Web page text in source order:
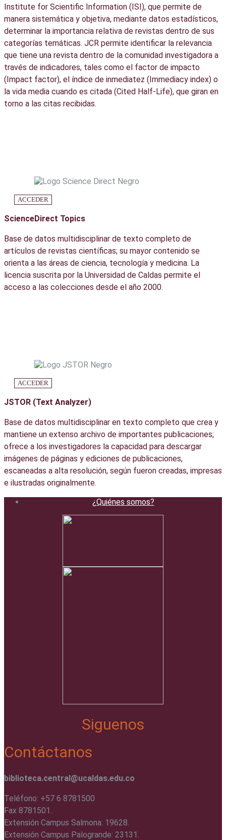
Institute for Scientific Information (ISI), que permite de
manera sistemática y objetiva, mediante datos estadísticos,
determinar la importancia relativa de revistas dentro de sus
categorías temáticas. JCR permite identificar la relevancia
que tiene una revista dentro de la comunidad investigadora a
través de indicadores, tales como el factor de impacto
(Impact factor), el índice de inmediatez (Immediacy index) o
la vida media cuando es citada (Cited Half-Life), que giran en
torno a las citas recibidas.
ACCEDER
ScienceDirect Topics
Base de datos multidisciplinar de texto completo de
artículos de revistas científicas; su mayor contenido se
orienta a las áreas de ciencia, tecnología y medicina. La
licencia suscrita por la Universidad de Caldas permite el
acceso a las colecciones desde el año 2000.
ACCEDER
JSTOR (Text Analyzer)
Base de datos multidisciplinar en texto completo que crea y
mantiene un extenso archivo de importantes publicaciones;
ofrece a los investigadores la capacidad para descargar
imágenes de páginas y ediciones de publicaciones,
escaneadas a alta resolución, según fueron creadas, impresas
e ilustradas originalmente.
¿Quiénes somos?
Siguenos
Contáctanos
biblioteca.central@ucaldas.edu.co
Teléfono: +57 6 8781500
Fax 8781501.
Extensión Campus Salmona: 19628.
Extensión Campus Palogrande: 23131.